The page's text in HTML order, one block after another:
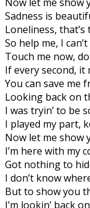
Sadness is
Loneliness, that’s
So help me, I
Touch me now,
If every second, it
You can save me
Looking back on
I was tryin’ to be
I played my part,
Now let me show
I’m here with my
Got nothing to
I don’t know
But to show you
I’m lookin’ back